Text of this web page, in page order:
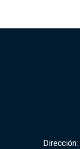
Dirección: